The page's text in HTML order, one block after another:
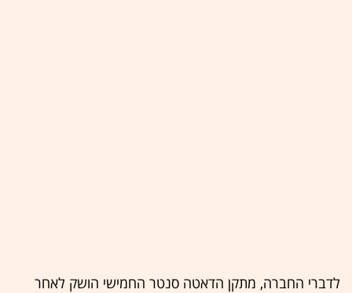
לדברי החברה, מתקן הדאטה סנטר החמישי הושק לאחר